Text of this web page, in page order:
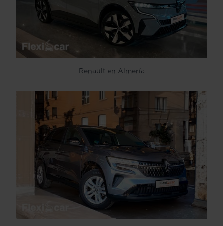
Renault en Almería